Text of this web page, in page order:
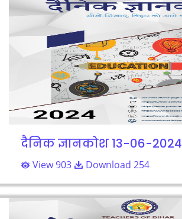
दैनिक ज्ञानकोश 13-06-2024
View 903 Download 254